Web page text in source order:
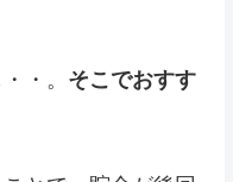
・。 そこでおすす